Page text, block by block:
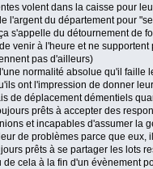
volent dans la caisse pour
l'argent du département pour
s'appelle du détournement de
venir à l'heure et ne
pas d'ailleurs)
normalité absolue qu'il
ont l'impression de donner
de déplacement démentiels
prêts à accepter des
et incapables d'assumer la
de problèmes parce que eux,
prêts à se partager les lots
cela à la fin d'un évènement